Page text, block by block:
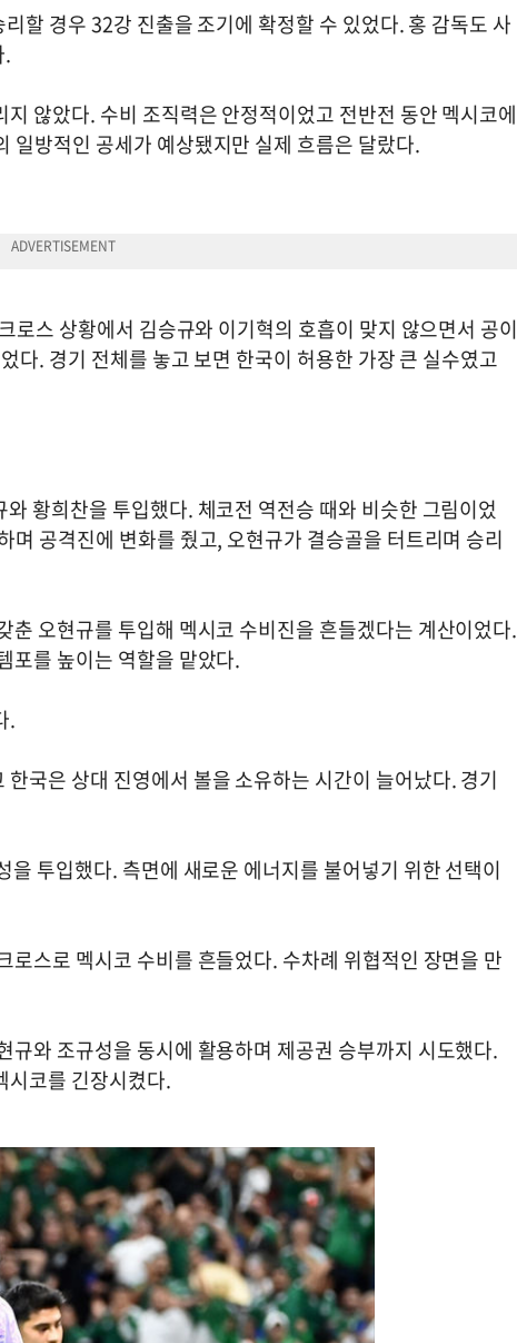
할 경우 32강 진출을 조기에 확정할 수 있었다. 홍 감독도 사
.
않았다. 수비 조직력은 안정적이었고 전반전 동안 멕시코에
일방적인 공세가 예상됐지만 실제 흐름은 달랐다.
로스 상황에서 김승규와 이기혁의 호흡이 맞지 않으면서 공이
다. 경기 전체를 놓고 보면 한국이 허용한 가장 큰 실수였고
황희찬을 투입했다. 체코전 역전승 때와 비슷한 그림이었
며 공격진에 변화를 줬고, 오현규가 결승골을 터트리며 승리
춘 오현규를 투입해 멕시코 수비진을 흔들겠다는 계산이었다.
포를 높이는 역할을 맡았다.
.
국은 상대 진영에서 볼을 소유하는 시간이 늘어났다. 경기
투입했다. 측면에 새로운 에너지를 불어넣기 위한 선택이
로스로 멕시코 수비를 흔들었다. 수차례 위협적인 장면을 만
와 조규성을 동시에 활용하며 제공권 승부까지 시도했다.
시코를 긴장시켰다.